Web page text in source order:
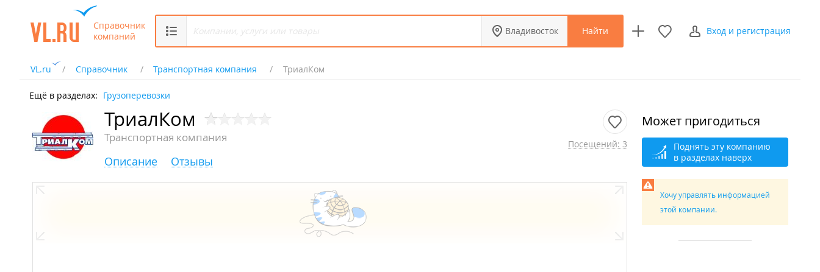
Справочник
компаний
Владивосток Найти Вход и регистрация
VL.ru Справочник Транспортная компания ТриалКом
Ещё в разделах: Грузоперевозки
ТриалКом
Транспортная компания Посещений: 3
Описание Отзывы
Может пригодиться
Поднять эту компанию
в разделах наверх
Хочу управлять информацией
этой компании.